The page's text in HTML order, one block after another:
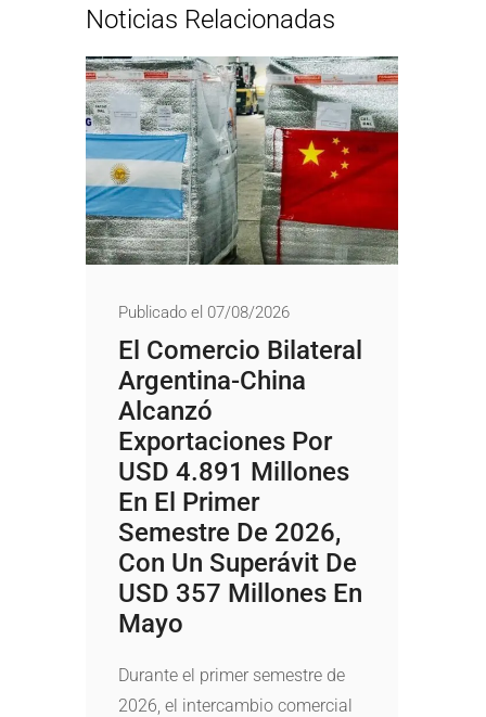
Noticias Relacionadas
Publicado el 07/08/2026
El Comercio Bilateral
Argentina-China
Alcanzó
Exportaciones Por
USD 4.891 Millones
En El Primer
Semestre De 2026,
Con Un Superávit De
USD 357 Millones En
Mayo
Durante el primer semestre de
2026, el intercambio comercial